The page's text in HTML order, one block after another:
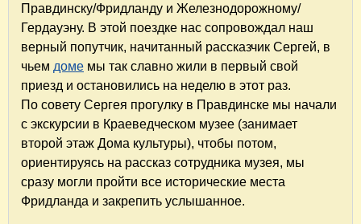
Правдинску/Фридланду и Железнодорожному/
Гердауэну. В этой поездке нас сопровождал наш
верный попутчик, начитанный рассказчик Сергей, в
чьем доме мы так славно жили в первый свой
приезд и остановились на неделю в этот раз.
По совету Сергея прогулку в Правдинске мы начали
с экскурсии в Краеведческом музее (занимает
второй этаж Дома культуры), чтобы потом,
ориентируясь на рассказ сотрудника музея, мы
сразу могли пройти все исторические места
Фридланда и закрепить услышанное.